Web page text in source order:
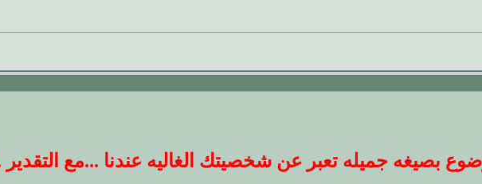
بصيغه جميله تعبر عن شخصيتك الغاليه عندنا ...مع التقدير